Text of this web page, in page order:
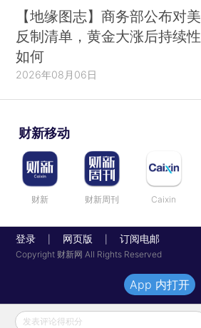
【地缘图志】商务部公布对美
反制清单，黄金大涨后持续性
如何
2026年08月06日
财新移动
财新 财新周刊 Caixin
登录 网页版 订阅电邮
Copyright 财新网 All Rights Reserved
发表评论得积分
App 内打开